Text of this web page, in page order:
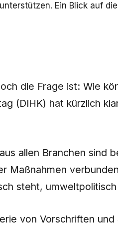
Ein Blick auf
die Frage ist: Wie
(DIHK) hat kürzlich
allen Branchen sind
Maßnahmen
steht,
von Vorschriften